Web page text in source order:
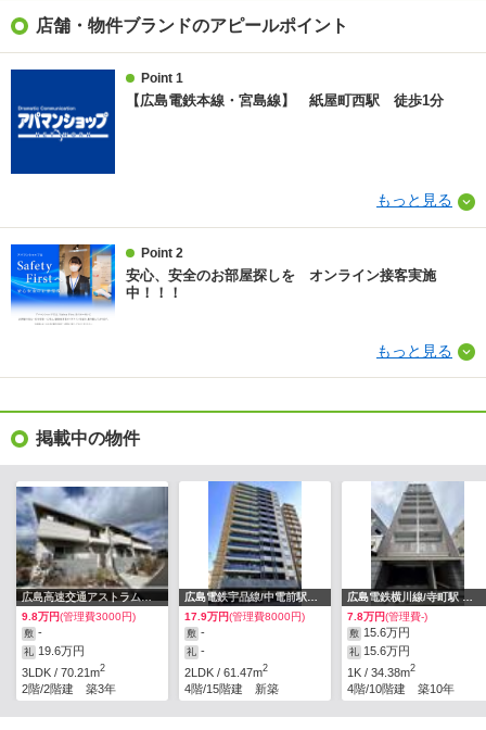
店舗・物件ブランドのアピールポイント
Point 1
【広島電鉄本線・宮島線】 紙屋町西駅 徒歩1分
もっと見る
Point 2
安心、安全のお部屋探しを オンライン接客実施
中！！！
もっと見る
掲載中の物件
広島高速交通アストラムライン/大塚駅 歩15分
9.8万円(管理費3000円)
敷 -
礼 19.6万円
3LDK / 70.21m2
2階/2階建 築3年
広島電鉄宇品線/中電前駅 歩10分
17.9万円(管理費8000円)
敷 -
礼 -
2LDK / 61.47m2
4階/15階建 新築
広島電鉄横川線/寺町駅 歩6分
7.8万円(管理費-)
敷 15.6万円
礼 15.6万円
1K / 34.38m2
4階/10階建 築10年